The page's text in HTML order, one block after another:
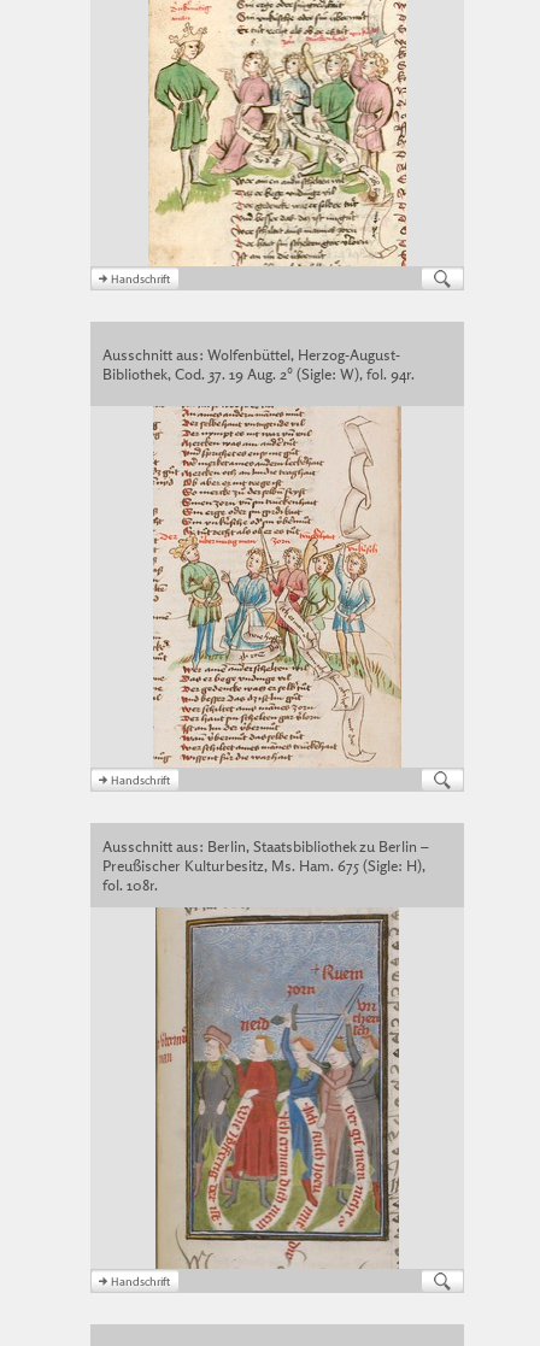
Ausschnitt aus: Wolfenbüttel, Herzog-August-
Bibliothek, Cod. 37. 19 Aug. 2° (Sigle: W), fol. 94r.
Ausschnitt aus: Berlin, Staatsbibliothek zu Berlin –
Preußischer Kulturbesitz, Ms. Ham. 675 (Sigle: H),
fol. 108r.